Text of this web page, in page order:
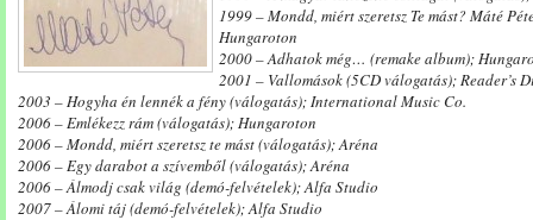
1999 – Mondd, miért szeretsz Te mást? Máté
Hungaroton
2000 – Adhatok még… (remake album);
2001 – Vallomások (5CD válogatás); Reader’s
2003 – Hogyha én lennék a fény (válogatás); International Music Co.
2006 – Emlékezz rám (válogatás); Hungaroton
2006 – Mondd, miért szeretsz te mást (válogatás); Aréna
2006 – Egy darabot a szívemből (válogatás); Aréna
2006 – Álmodj csak világ (demó-felvételek); Alfa Studio
2007 – Álomi táj (demó-felvételek); Alfa Studio